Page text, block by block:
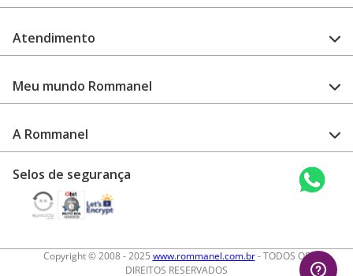
Guia de medidas
Como configurar meu relógio
Garantia
Atendimento
Encontre uma loja
Meu mundo Rommanel
Revenda Rommanel
A Rommanel
Trabalhe conosco
Termos de uso
Diretos autorais
Selos de segurança
Copyright © 2008 - 2025 www.rommanel.com.br- TODOS OS
DIREITOS RESERVADOS